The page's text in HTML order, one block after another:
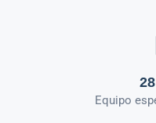
Equipo